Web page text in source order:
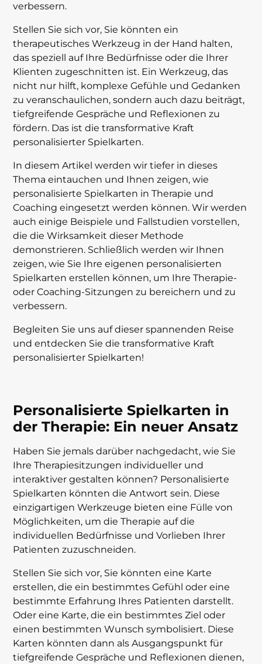
verbessern.
Stellen Sie sich vor, Sie könnten ein
therapeutisches Werkzeug in der Hand halten,
das speziell auf Ihre Bedürfnisse oder die Ihrer
Klienten zugeschnitten ist. Ein Werkzeug, das
nicht nur hilft, komplexe Gefühle und Gedanken
zu veranschaulichen, sondern auch dazu beiträgt,
tiefgreifende Gespräche und Reflexionen zu
fördern. Das ist die transformative Kraft
personalisierter Spielkarten.
In diesem Artikel werden wir tiefer in dieses
Thema eintauchen und Ihnen zeigen, wie
personalisierte Spielkarten in Therapie und
Coaching eingesetzt werden können. Wir werden
auch einige Beispiele und Fallstudien vorstellen,
die die Wirksamkeit dieser Methode
demonstrieren. Schließlich werden wir Ihnen
zeigen, wie Sie Ihre eigenen personalisierten
Spielkarten erstellen können, um Ihre Therapie-
oder Coaching-Sitzungen zu bereichern und zu
verbessern.
Begleiten Sie uns auf dieser spannenden Reise
und entdecken Sie die transformative Kraft
personalisierter Spielkarten!
Personalisierte Spielkarten in
der Therapie: Ein neuer Ansatz
Haben Sie jemals darüber nachgedacht, wie Sie
Ihre Therapiesitzungen individueller und
interaktiver gestalten können? Personalisierte
Spielkarten könnten die Antwort sein. Diese
einzigartigen Werkzeuge bieten eine Fülle von
Möglichkeiten, um die Therapie auf die
individuellen Bedürfnisse und Vorlieben Ihrer
Patienten zuzuschneiden.
Stellen Sie sich vor, Sie könnten eine Karte
erstellen, die ein bestimmtes Gefühl oder eine
bestimmte Erfahrung Ihres Patienten darstellt.
Oder eine Karte, die ein bestimmtes Ziel oder
einen bestimmten Wunsch symbolisiert. Diese
Karten könnten dann als Ausgangspunkt für
tiefgreifende Gespräche und Reflexionen dienen,